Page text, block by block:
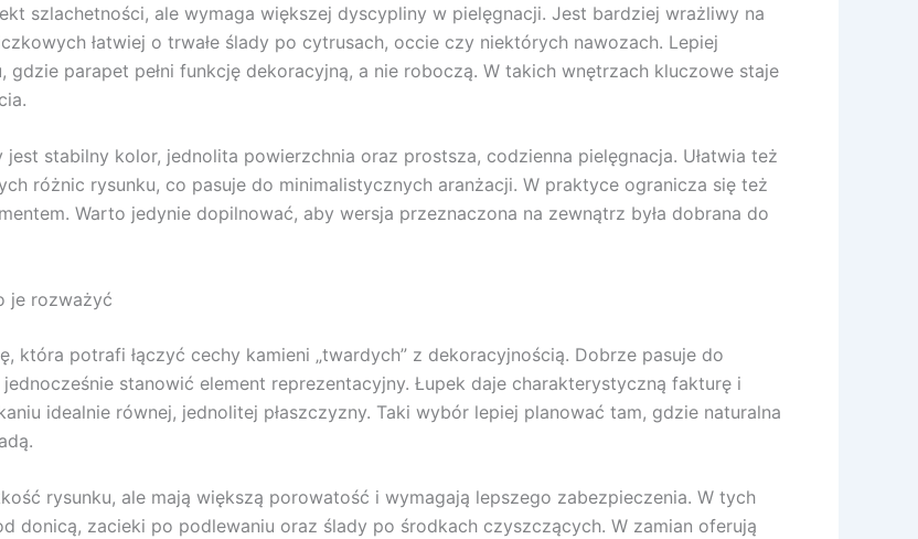
szlachetności, ale wymaga większej dyscypliny w pielęgnacji. Jest bardziej wrażliwy na
łatwiej o trwałe ślady po cytrusach, occie czy niektórych nawozach. Lepiej
parapet pełni funkcję dekoracyjną, a nie roboczą. W takich wnętrzach kluczowe staje
stabilny kolor, jednolita powierzchnia oraz prostsza, codzienna pielęgnacja. Ułatwia też
różnic rysunku, co pasuje do minimalistycznych aranżacji. W praktyce ogranicza się też
Warto jedynie dopilnować, aby wersja przeznaczona na zewnątrz była dobrana do
je rozważyć
która potrafi łączyć cechy kamieni „twardych” z dekoracyjnością. Dobrze pasuje do
stanowić element reprezentacyjny. Łupek daje charakterystyczną fakturę i
idealnie równej, jednolitej płaszczyzny. Taki wybór lepiej planować tam, gdzie naturalna
rysunku, ale mają większą porowatość i wymagają lepszego zabezpieczenia. W tych
donicą, zacieki po podlewaniu oraz ślady po środkach czyszczących. W zamian oferują